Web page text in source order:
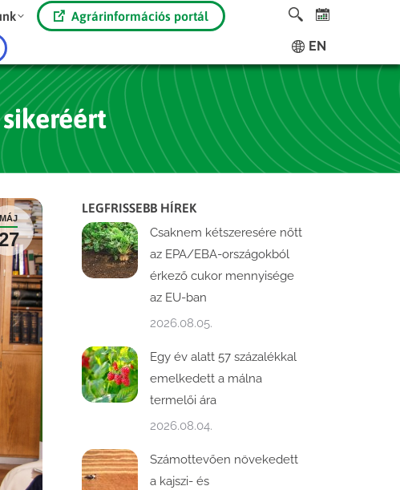
Agrárinformációs portál
EN
MÁJ
LEGFRISSEBB HÍREK
Csaknem kétszeresére nőtt
az EPA/EBA-országokból
érkező cukor mennyisége
az EU-ban
2026.08.05.
Egy év alatt 57 százalékkal
emelkedett a málna
termelői ára
2026.08.04.
Számottevően növekedett
a kajszi- és